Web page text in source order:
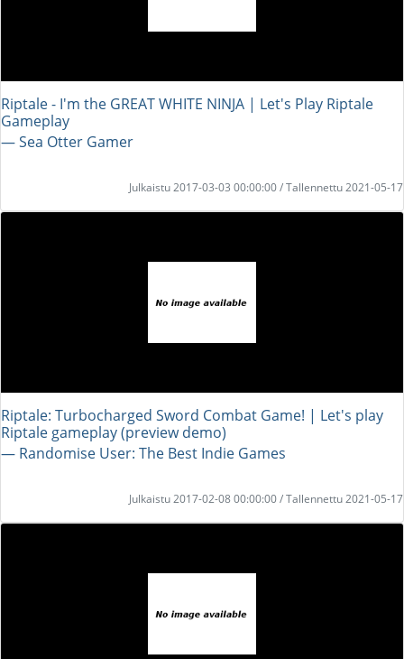
Riptale - I'm the GREAT WHITE NINJA | Let's Play Riptale
Gameplay
― Sea Otter Gamer
Julkaistu 2017-03-03 00:00:00 / Tallennettu 2021-05-17
Riptale: Turbocharged Sword Combat Game! | Let's play
Riptale gameplay (preview demo)
― Randomise User: The Best Indie Games
Julkaistu 2017-02-08 00:00:00 / Tallennettu 2021-05-17